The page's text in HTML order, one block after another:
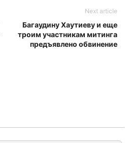
Next article
Багаудину Хаутиеву и еще
троим участникам митинга
предъявлено обвинение